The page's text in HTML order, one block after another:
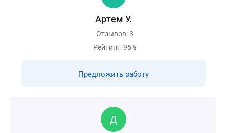
Артем У.
Отзывов: 3
Рейтинг: 95%
Предложить работу